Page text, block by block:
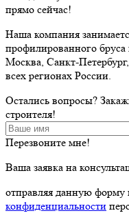
прямо сейчас!
Наша компания
профилированного
Москва, Санкт-
всех регионах России.
Остались вопросы?
строителя!
Перезвоните мне!
Ваша заявка на
отправляя данную форму
конфиденциальности